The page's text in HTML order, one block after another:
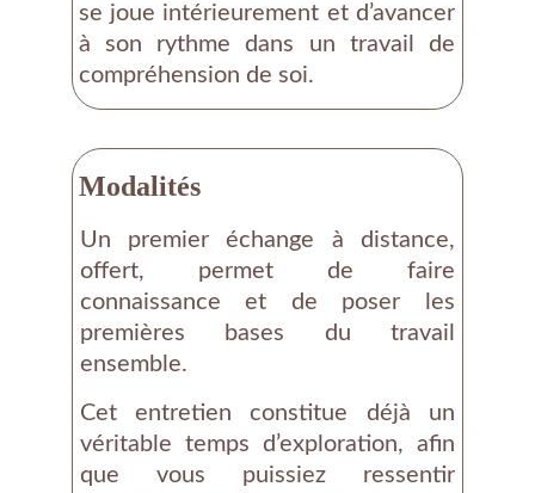
Un premier échange à distance,
offert, permet de faire
connaissance et de poser les
premières bases du travail
ensemble.
Cet entretien constitue déjà un
véritable temps d’exploration, afin
que vous puissiez ressentir
se joue intérieurement et d’avancer
à son rythme dans un travail de
compréhension de soi.
Modalités